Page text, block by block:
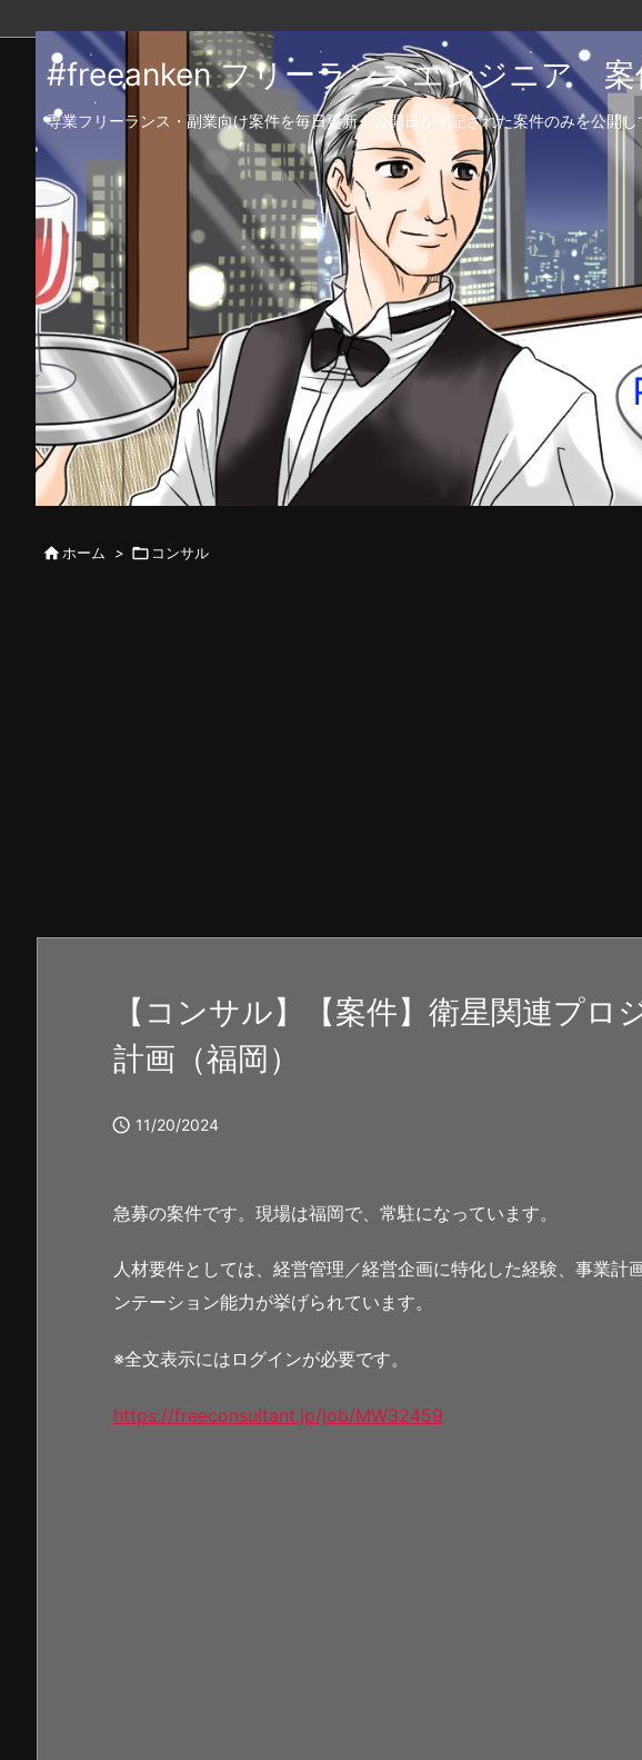
#freeanken フリーランスエンジニア 案
専業フリーランス・副業向け案件を毎日更新！公開日が明記された案件のみを公開し
 ホーム >  コンサル
【コンサル】【案件】衛星関連プロ
計画（福岡）
 11/20/2024
急募の案件です。現場は福岡で、常駐になっています。
人材要件としては、経営管理／経営企画に特化した経験、事業計
ンテーション能力が挙げられています。
※全文表示にはログインが必要です。
https://freeconsultant.jp/job/MW32459